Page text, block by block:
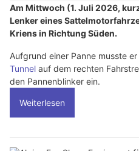
Am Mittwoch (1. Juli 2026,
Lenker eines
Kriens in Richtung Süden.
Aufgrund einer Panne musste
Tunnel auf dem rechten
den Pannenblinker ein.
Weiterlesen